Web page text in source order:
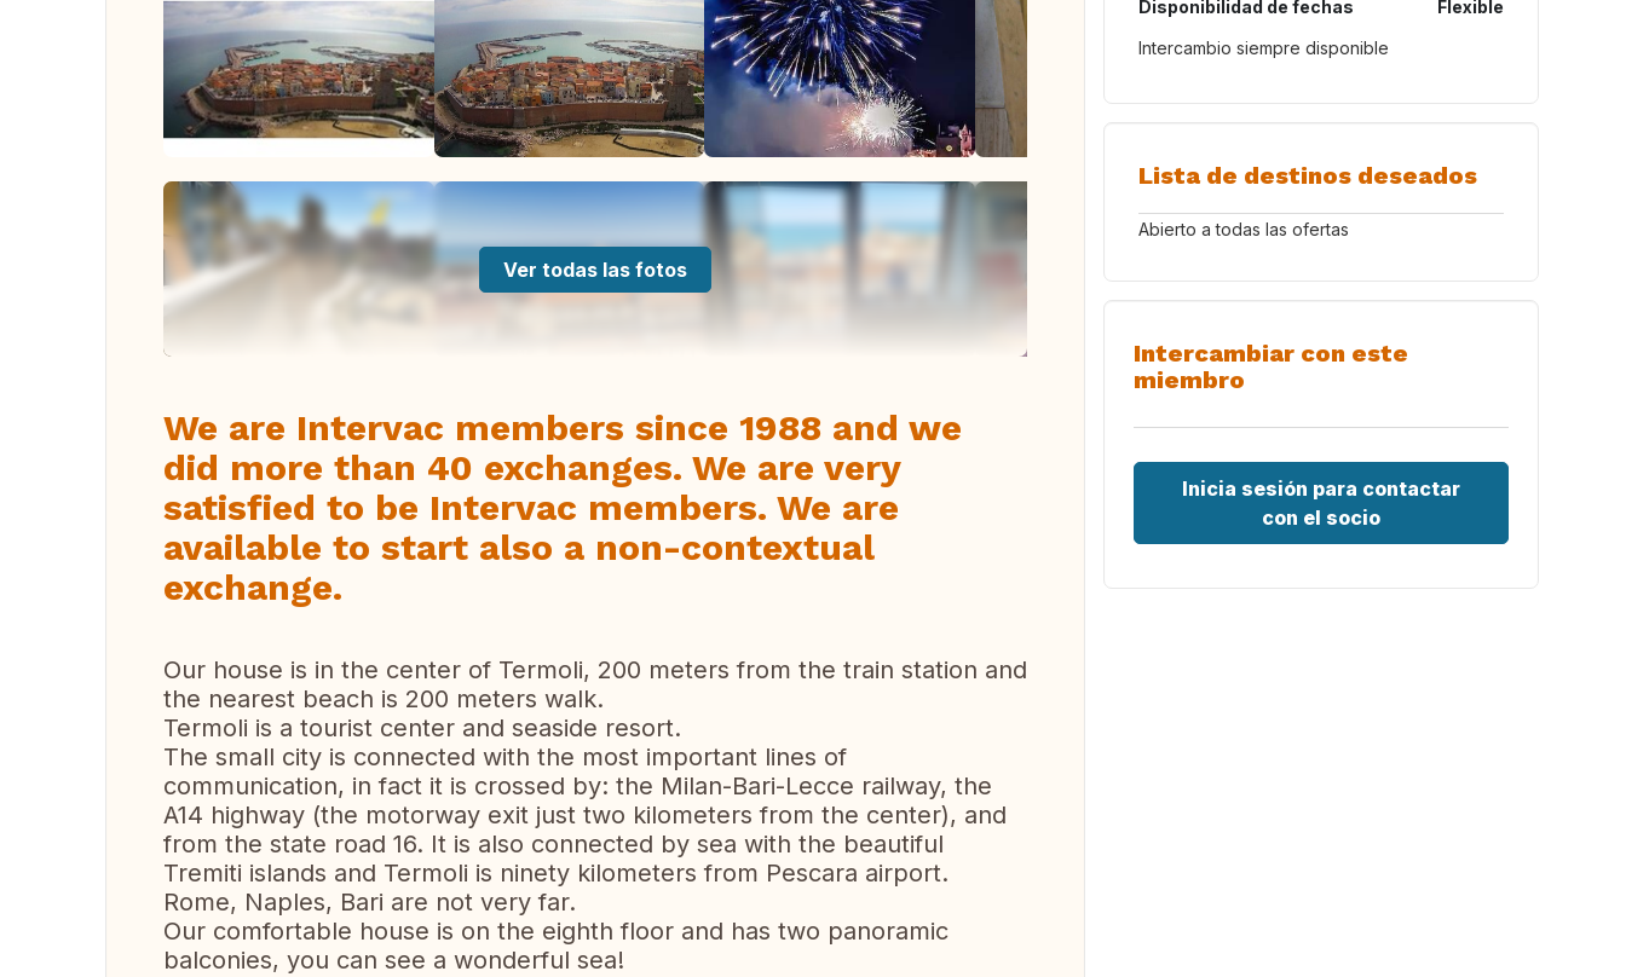
Ver todas las fotos
We are Intervac members since 1988 and we
did more than 40 exchanges. We are very
satisfied to be Intervac members. We are
available to start also a non-contextual
exchange.
Our house is in the center of Termoli, 200 meters from the train station and
the nearest beach is 200 meters walk.
Termoli is a tourist center and seaside resort.
The small city is connected with the most important lines of
communication, in fact it is crossed by: the Milan-Bari-Lecce railway, the
A14 highway (the motorway exit just two kilometers from the center), and
from the state road 16. It is also connected by sea with the beautiful
Tremiti islands and Termoli is ninety kilometers from Pescara airport.
Rome, Naples, Bari are not very far.
Our comfortable house is on the eighth floor and has two panoramic
balconies, you can see a wonderful sea!
Disponibilidad de fechas
Flexible
Intercambio siempre disponible
Lista de destinos deseados
Abierto a todas las ofertas
Intercambiar con este
miembro
Inicia sesión para contactar
con el socio